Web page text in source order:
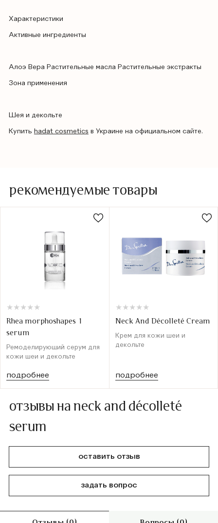
Характеристики
Активные ингредиенты
Алоэ Вера Растительные масла Растительные экстракты
Зона применения
Шея и декольте
Купить hadat cosmetics в Украине на официальном сайте.
рекомендуемые товары
★
★ ★
★ ★
★ ★
★ ★
★
Rhea morphoshapes 1
serum
Ремоделирующий серум для
кожи шеи и декольте
подробнее
★
★ ★
★ ★
★ ★
★ ★
★
Neck And Décolleté Cream
Крем для кожи шеи и
декольте
подробнее
отзывы на neck and décolleté
serum
оставить отзыв
задать вопрос